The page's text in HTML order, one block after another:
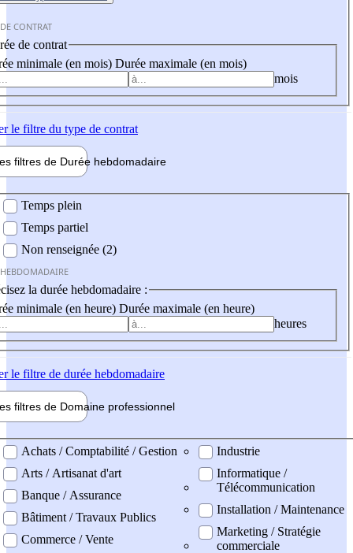
CONTRAT
de contrat
minimale (en mois) Durée maximale (en mois)
mois
le filtre du type de contrat
filtres de Durée hebdomadaire
Temps plein
Temps partiel
Non renseignée (2)
la durée hebdomadaire :
minimale (en heure) Durée maximale (en heure)
heures
le filtre de durée hebdomadaire
filtres de Domaine professionnel
professionel
Achats / Comptabilité / Gestion
Arts / Artisanat d'art
Banque / Assurance
Bâtiment / Travaux Publics
Commerce / Vente
Industrie
Informatique /
Télécommunication
Installation / Maintenance
Marketing / Stratégie
commerciale